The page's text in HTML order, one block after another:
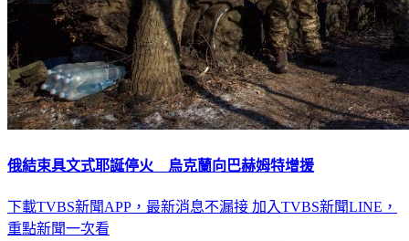
俄結束具文式耶誕停火 烏克蘭向巴赫姆特增援
下載TVBS新聞APP，最新消息不漏接 加入TVBS新聞LINE，
重點新聞一次看